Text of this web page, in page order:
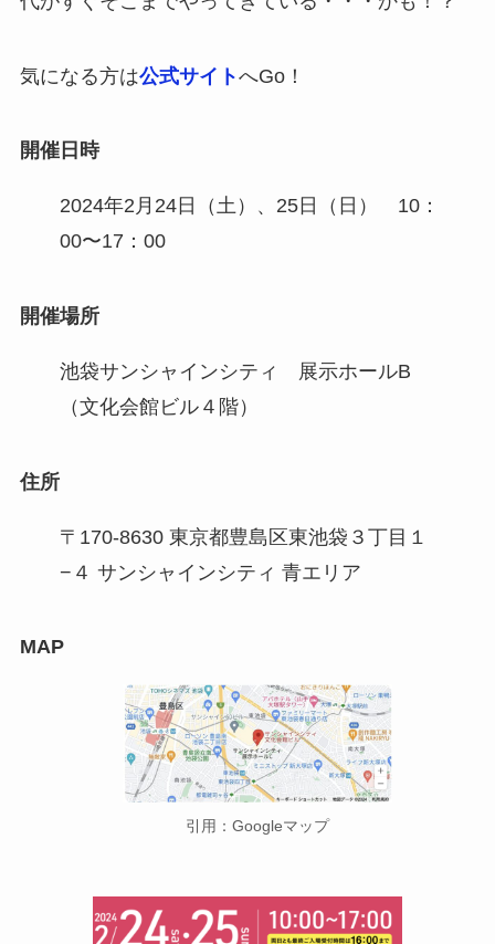
気になる方は公式サイトへGo！
開催日時
2024年2月24日（土）、25日（日） 10：
00〜17：00
開催場所
池袋サンシャインシティ 展示ホールB
（文化会館ビル４階）
住所
〒170-8630 東京都豊島区東池袋３丁目１
−４ サンシャインシティ 青エリア
MAP
引用：Googleマップ